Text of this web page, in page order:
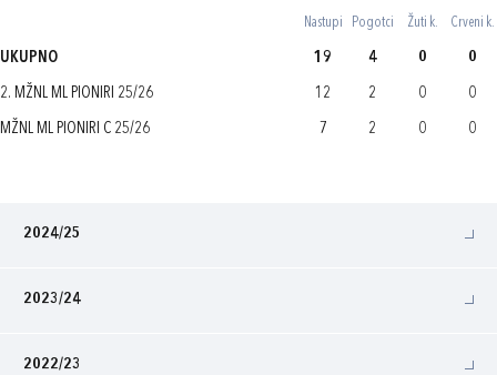
Nastupi Pogotci Žuti k. Crveni k.
UKUPNO 19 4 0 0
2. MŽNL ML PIONIRI 25/26 12 2 0 0
MŽNL ML PIONIRI C 25/26 7 2 0 0
2024/25
2023/24
2022/23